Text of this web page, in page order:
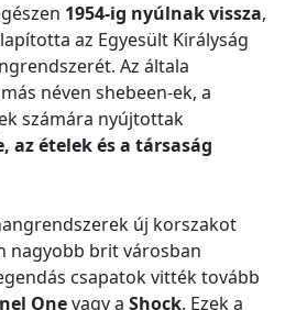
1954-ig nyúlnak vissza,
az Egyesült Királyság
Az általa
néven shebeen-ek, a
számára nyújtottak
az ételek és a társaság
új korszakot
nagyobb brit városban
csapatok vitték tovább
Onevagy a Shock. Ezek a